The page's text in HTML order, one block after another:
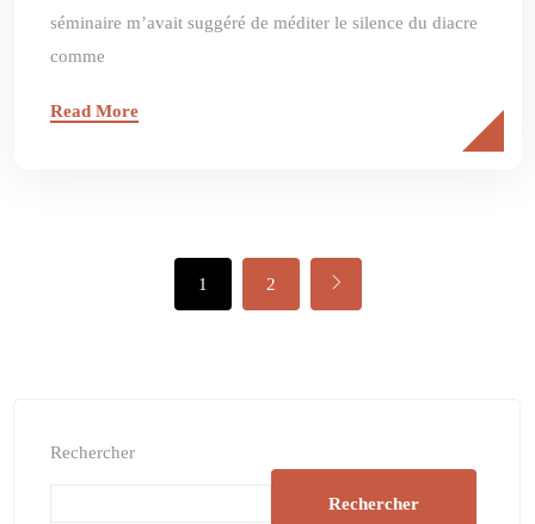
séminaire m’avait suggéré de méditer le silence du diacre
comme
Read More
1 2
Rechercher
Rechercher